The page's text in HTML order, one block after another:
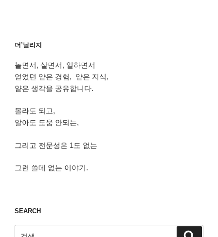
더’날리지
놀면서, 살면서, 일하면서
얻었던 얕은 경험, 얕은 지식,
얕은 생각을 공유합니다.
몰라도 되고,
알아도 도움 안되는,
그리고 전문성은 1도 없는
그런 쓸데 없는 이야기.
SEARCH